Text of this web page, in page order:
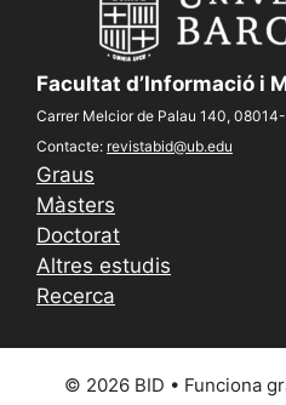
Facultat d’Informació i
Carrer Melcior de Palau 140,
Contacte: revistabid@ub.edu
Graus
Màsters
Doctorat
Altres estudis
Recerca
© 2026 BID • Funciona